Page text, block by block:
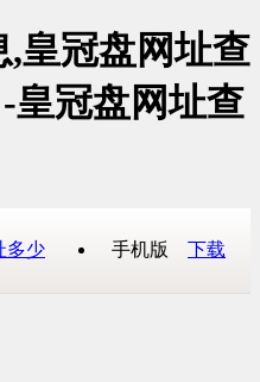
,皇冠盘网址查
皇冠盘网址查
多少 手机版 下载